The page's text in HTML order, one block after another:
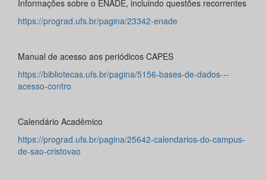
Informações sobre o ENADE, incluindo questões recorrentes
https://prograd.ufs.br/pagina/23342-enade
Manual de acesso aos periódicos CAPES
https://bibliotecas.ufs.br/pagina/5156-bases-de-dados---
acesso-contro
Calendário Acadêmico
https://prograd.ufs.br/pagina/25642-calendarios-do-campus-
de-sao-cristovao